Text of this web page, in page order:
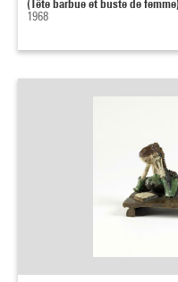
(Tête barbue et buste de femme)
1968